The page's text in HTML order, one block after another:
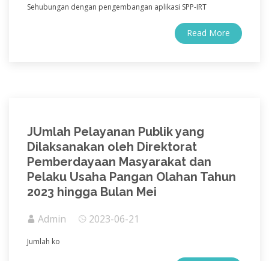
Sehubungan dengan pengembangan aplikasi SPP-IRT
Read More
JUmlah Pelayanan Publik yang
Dilaksanakan oleh Direktorat
Pemberdayaan Masyarakat dan
Pelaku Usaha Pangan Olahan Tahun
2023 hingga Bulan Mei
Admin 2023-06-21
Jumlah ko